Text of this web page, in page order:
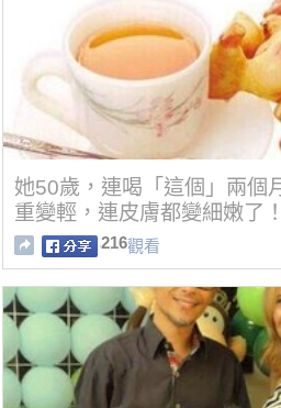
她50歲，連喝「這個」兩個
重變輕，連皮膚都變細嫩了
216觀看